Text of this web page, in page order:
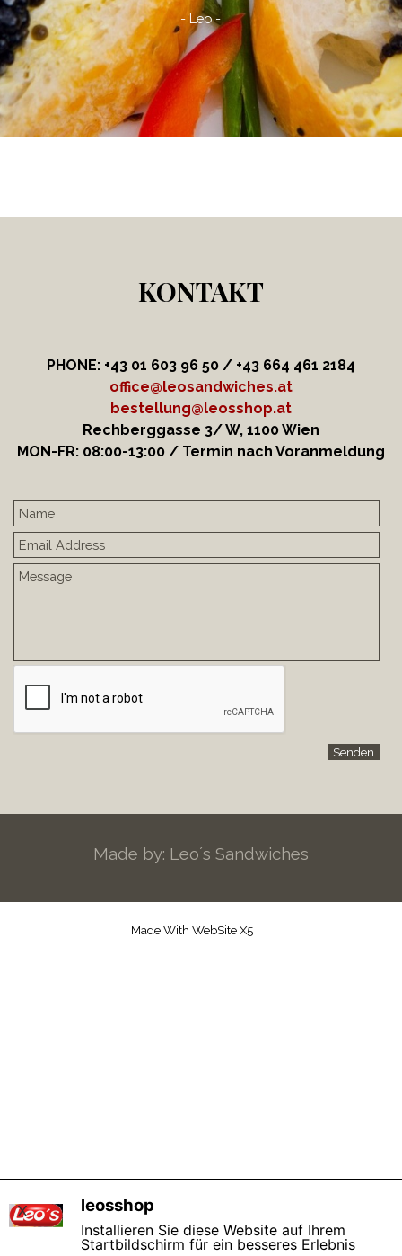
- Leo -
KONTAKT
PHONE: +43 01 603 96 50 / +43 664 461 2184
office@leosandwiches.at
bestellung@leosshop.at
Rechberggasse 3/ W, 1100 Wien
MON-FR: 08:00-13:00 / Termin nach Voranmeldung
Made by: Leo´s Sandwiches
Made With WebSite X5
leosshop
Installieren Sie diese Website auf Ihrem
Startbildschirm für ein besseres Erlebnis
X